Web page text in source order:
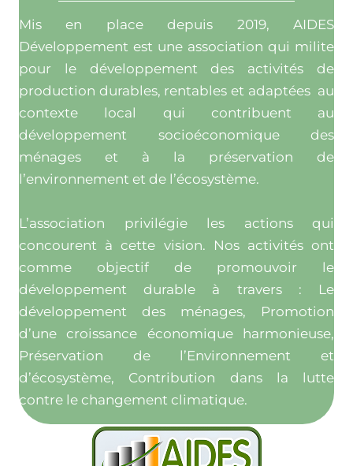
Mis en place depuis 2019, AIDES
Développement est une association qui milite
pour le développement des activités de
production durables, rentables et adaptées au
contexte local qui contribuent au
développement socioéconomique des
ménages et à la préservation de
l’environnement et de l’écosystème.
L’association privilégie les actions qui
concourent à cette vision. Nos activités ont
comme objectif de promouvoir le
développement durable à travers : Le
développement des ménages, Promotion
d’une croissance économique harmonieuse,
Préservation de l’Environnement et
d’écosystème, Contribution dans la lutte
contre le changement climatique.